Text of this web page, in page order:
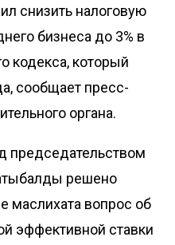
снизить налоговую
бизнеса до 3% в
кодекса, который
сообщает пресс-
органа.
председательством
решено
маслихата вопрос об
эффективной ставки